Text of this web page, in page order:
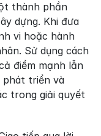
thành phần
dựng. Khi đưa
vi hoặc hành
Sử dụng cách
điểm mạnh lẫn
phát triển và
trong giải quyết